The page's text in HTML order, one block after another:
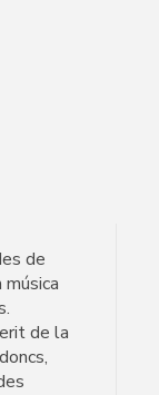
de
de la